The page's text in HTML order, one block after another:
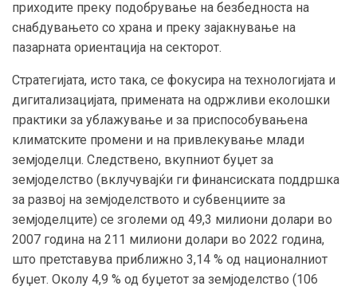
приходите преку подобрување на безбедноста на
снабдувањето со храна и преку зајакнување на
пазарната ориентација на секторот.
Стратегијата, исто така, се фокусира на технологијата и
дигитализацијата, примената на одржливи еколошки
практики за ублажување и за приспособувањена
климатските промени и на привлекување млади
земјоделци. Следствено, вкупниот буџет за
земјоделство (вклучувајќи ги финансиската поддршка
за развој на земјоделството и субвенциите за
земјоделците) се зголеми од 49,3 милиони долари во
2007 година на 211 милиони долари во 2022 година,
што претставува приближно 3,14 % од националниот
буџет. Околу 4,9 % од буџетот за земјоделство (106